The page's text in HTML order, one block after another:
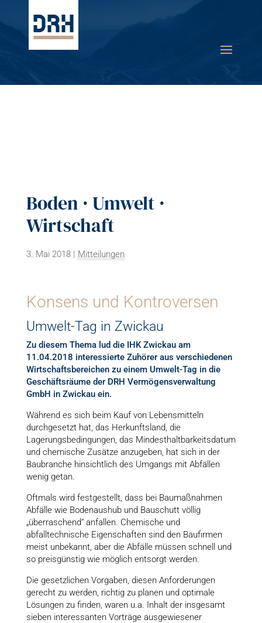
Boden · Umwelt ·
Wirtschaft
3. Mai 2018| Mitteilungen
Konsens und Kontroversen
Umwelt-Tag in Zwickau
Zu diesem Thema lud die IHK Zwickau am
11.04.2018 interessierte Zuhörer aus verschiedenen
Wirtschaftsbereichen zu einem Umwelt-Tag in die
Geschäftsräume der DRH Vermögensverwaltung
GmbH in Zwickau ein.
Während es sich beim Kauf von Lebensmitteln
durchgesetzt hat, das Herkunftsland, die
Lagerungsbedingungen, das Mindesthaltbarkeitsdatum
und chemische Zusätze anzugeben, hat sich in der
Baubranche hinsichtlich des Umgangs mit Abfällen
wenig getan.
Oftmals wird festgestellt, dass bei Baumaßnahmen
Abfälle wie Bodenaushub und Bauschutt völlig
„überraschend“ anfallen. Chemische und
abfalltechnische Eigenschaften sind den Baufirmen
meist unbekannt, aber die Abfälle müssen schnell und
so preisgünstig wie möglich entsorgt werden.
Die gesetzlichen Vorgaben, diesen Anforderungen
gerecht zu werden, richtig zu planen und optimale
Lösungen zu finden, waren u.a. Inhalt der insgesamt
sieben interessanten Vorträge ausgewiesener